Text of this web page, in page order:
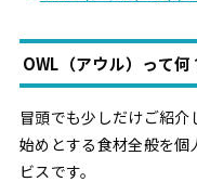
OWL（アウル）って何
冒頭でも少しだけご紹
始めとする食材全般を
ビスです。